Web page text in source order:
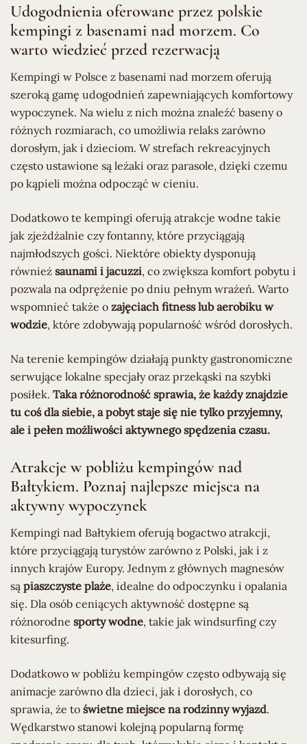
Udogodnienia oferowane przez polskie
kempingi z basenami nad morzem. Co
warto wiedzieć przed rezerwacją
Kempingi w Polsce z basenami nad morzem oferują
szeroką gamę udogodnień zapewniających komfortowy
wypoczynek. Na wielu z nich można znaleźć baseny o
różnych rozmiarach, co umożliwia relaks zarówno
dorosłym, jak i dzieciom. W strefach rekreacyjnych
często ustawione są leżaki oraz parasole, dzięki czemu
po kąpieli można odpocząć w cieniu.
Dodatkowo te kempingi oferują atrakcje wodne takie
jak zjeżdżalnie czy fontanny, które przyciągają
najmłodszych gości. Niektóre obiekty dysponują
również saunami i jacuzzi, co zwiększa komfort pobytu i
pozwala na odprężenie po dniu pełnym wrażeń. Warto
wspomnieć także o zajęciach fitness lub aerobiku w
wodzie, które zdobywają popularność wśród dorosłych.
Na terenie kempingów działają punkty gastronomiczne
serwujące lokalne specjały oraz przekąski na szybki
posiłek. Taka różnorodność sprawia, że każdy znajdzie
tu coś dla siebie, a pobyt staje się nie tylko przyjemny,
ale i pełen możliwości aktywnego spędzenia czasu.
Atrakcje w pobliżu kempingów nad
Bałtykiem. Poznaj najlepsze miejsca na
aktywny wypoczynek
Kempingi nad Bałtykiem oferują bogactwo atrakcji,
które przyciągają turystów zarówno z Polski, jak i z
innych krajów Europy. Jednym z głównych magnesów
są piaszczyste plaże, idealne do odpoczynku i opalania
się. Dla osób ceniących aktywność dostępne są
różnorodne sporty wodne, takie jak windsurfing czy
kitesurfing.
Dodatkowo w pobliżu kempingów często odbywają się
animacje zarówno dla dzieci, jak i dorosłych, co
sprawia, że to świetne miejsce na rodzinny wyjazd.
Wędkarstwo stanowi kolejną popularną formę